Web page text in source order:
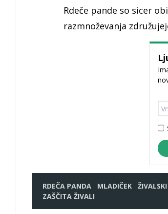
Rdeče pande so sicer
razmnoževanja
RDEČA PANDA MLADIČEK
ZAŠČITA ŽIVALI